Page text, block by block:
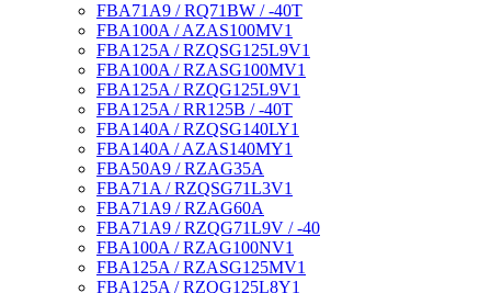
FBA71A9 / RQ71BW / -40T
FBA100A / AZAS100MV1
FBA125A / RZQSG125L9V1
FBA100A / RZASG100MV1
FBA125A / RZQG125L9V1
FBA125A / RR125B / -40T
FBA140A / RZQSG140LY1
FBA140A / AZAS140MY1
FBA50A9 / RZAG35A
FBA71A / RZQSG71L3V1
FBA71A9 / RZAG60A
FBA71A9 / RZQG71L9V / -40
FBA100A / RZAG100NV1
FBA125A / RZASG125MV1
FBA125A / RZQG125L8Y1